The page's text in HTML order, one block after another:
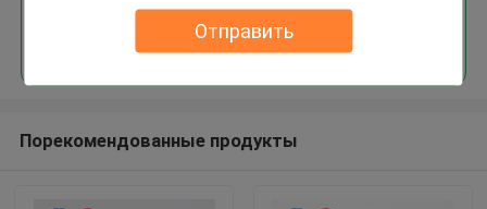
Отправить
Продолжать
Порекомендованные продукты